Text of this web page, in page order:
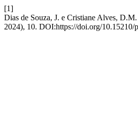
[1]
Dias de Souza, J. e Cristiane Alves,
2024), 10. DOI:https://doi.org/10.15210/